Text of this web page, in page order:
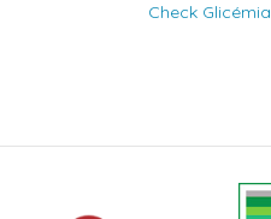
Check Glicémia